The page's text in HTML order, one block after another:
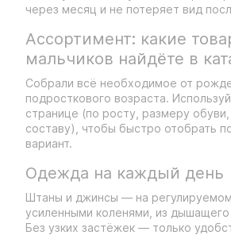
через месяц и не потеряет вид
Ассортимент: какие
мальчиков найдёте в
Собрали всё необходимое от
подросткового возраста.
странице (по росту, размеру
составу), чтобы быстро отобрать
вариант.
Одежда на каждый день
Штаны и джинсы — на
усиленными коленями, из дышащего
Без узких застёжек — только